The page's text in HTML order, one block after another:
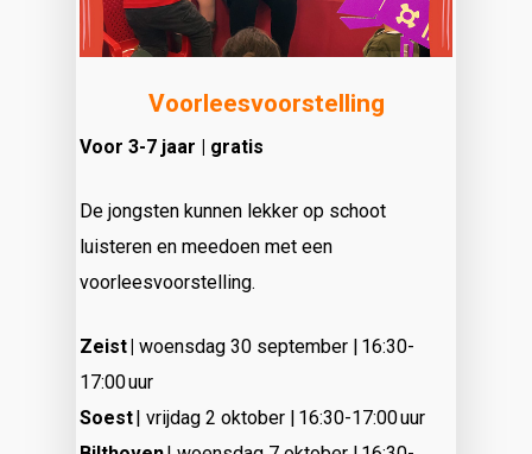
Voorleesvoorstelling
Voor 3-7 jaar | gratis
De jongsten kunnen lekker op schoot
luisteren en meedoen met een
voorleesvoorstelling.
Zeist |woensdag 30 september | 16:30-
17:00 uur
Soest | vrijdag 2 oktober | 16:30-17:00 uur